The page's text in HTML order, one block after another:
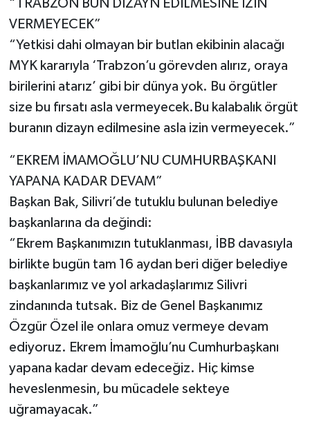
“TRABZON BUN DİZAYN EDİLMESİNE İZİN
VERMEYECEK”
“Yetkisi dahi olmayan bir butlan ekibinin alacağı
MYK kararıyla ‘Trabzon’u görevden alırız, oraya
birilerini atarız’ gibi bir dünya yok. Bu örgütler
size bu fırsatı asla vermeyecek.Bu kalabalık örgüt
buranın dizayn edilmesine asla izin vermeyecek.”
“EKREM İMAMOĞLU’NU CUMHURBAŞKANI
YAPANA KADAR DEVAM”
Başkan Bak, Silivri’de tutuklu bulunan belediye
başkanlarına da değindi:
“Ekrem Başkanımızın tutuklanması, İBB davasıyla
birlikte bugün tam 16 aydan beri diğer belediye
başkanlarımız ve yol arkadaşlarımız Silivri
zindanında tutsak. Biz de Genel Başkanımız
Özgür Özel ile onlara omuz vermeye devam
ediyoruz. Ekrem İmamoğlu’nu Cumhurbaşkanı
yapana kadar devam edeceğiz. Hiç kimse
heveslenmesin, bu mücadele sekteye
uğramayacak.”